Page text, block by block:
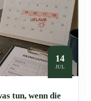
14
JUL
tun, wenn die